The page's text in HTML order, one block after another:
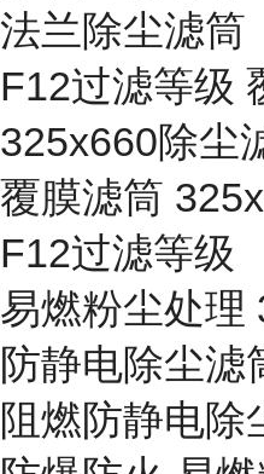
法兰除尘滤筒
F12过滤等级
325x660除尘
覆膜滤筒
F12过滤等级
易燃粉尘处理
防静电除尘滤
阻燃防静电除